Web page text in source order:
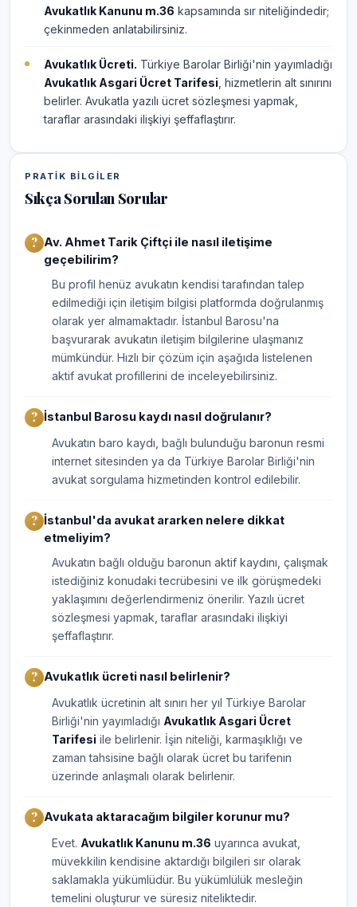
Avukatlık Kanunu m.36 kapsamında sır niteliğindedir;
çekinmeden anlatabilirsiniz.
Avukatlık Ücreti. Türkiye Barolar Birliği'nin yayımladığı
Avukatlık Asgari Ücret Tarifesi , hizmetlerin alt sınırını
belirler. Avukatla yazılı ücret sözleşmesi yapmak,
taraflar arasındaki ilişkiyi şeffaflaştırır.
PRATIK BILGILER
Sıkça Sorulan Sorular
Av. Ahmet Tarik Çiftçi ile nasıl iletişime
geçebilirim?
Bu profil henüz avukatın kendisi tarafından talep
edilmediği için iletişim bilgisi platformda doğrulanmış
olarak yer almamaktadır. İstanbul Barosu'na
başvurarak avukatın iletişim bilgilerine ulaşmanız
mümkündür. Hızlı bir çözüm için aşağıda listelenen
aktif avukat profillerini de inceleyebilirsiniz.
İstanbul Barosu kaydı nasıl doğrulanır?
Avukatın baro kaydı, bağlı bulunduğu baronun resmi
internet sitesinden ya da Türkiye Barolar Birliği'nin
avukat sorgulama hizmetinden kontrol edilebilir.
İstanbul'da avukat ararken nelere dikkat
etmeliyim?
Avukatın bağlı olduğu baronun aktif kaydını, çalışmak
istediğiniz konudaki tecrübesini ve ilk görüşmedeki
yaklaşımını değerlendirmeniz önerilir. Yazılı ücret
sözleşmesi yapmak, taraflar arasındaki ilişkiyi
şeffaflaştırır.
Avukatlık ücreti nasıl belirlenir?
Avukatlık ücretinin alt sınırı her yıl Türkiye Barolar
Birliği'nin yayımladığı Avukatlık Asgari Ücret
Tarifesi ile belirlenir. İşin niteliği, karmaşıklığı ve
zaman tahsisine bağlı olarak ücret bu tarifenin
üzerinde anlaşmalı olarak belirlenir.
Avukata aktaracağım bilgiler korunur mu?
Evet. Avukatlık Kanunu m.36 uyarınca avukat,
müvekkilin kendisine aktardığı bilgileri sır olarak
saklamakla yükümlüdür. Bu yükümlülük mesleğin
temelini oluşturur ve süresiz niteliktedir.